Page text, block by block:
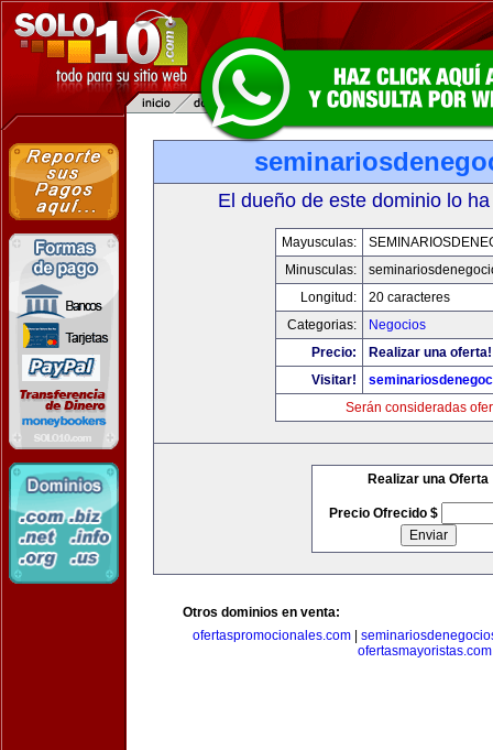
El dueño de este dominio lo
Mayusculas:
Minusculas:
Longitud:
20 caracteres
Categorias:
Negocios
Precio:
Realizar una oferta!
Visitar!
Serán consideradas
Realizar una Oferta
Precio Ofrecido $
Otros dominios en venta:
ofertaspromocionales.com
ofertasmayoristas.com